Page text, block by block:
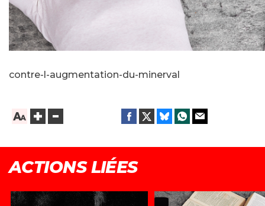
contre-l-augmentation-du-minerval
ACTIONS LIÉES